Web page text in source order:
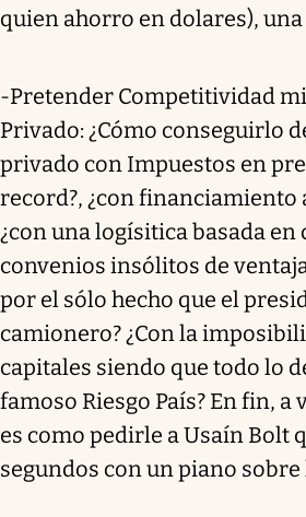
quien ahorro en dolares),
-Pretender Competitividad
Privado: ¿Cómo conseguirlo
privado con Impuestos en
record?, ¿con financiamiento
¿con una logísitica basada en
convenios insólitos de
por el sólo hecho que el
camionero? ¿Con la
capitales siendo que todo lo
famoso Riesgo País? En fin, a
es como pedirle a Usaín Bolt
segundos con un piano sobre